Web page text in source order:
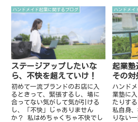
ハンドメイド起業に関するブログ
ステージアップしたいな
ら、不快を超えていけ！
初めて一流ブランドのお店に入
るときって、緊張するし、場に
合ってない気がして気が引ける
し、「不快」じゃありません
か？ 私はめちゃくちゃ不快でし
ハンドメイ
起業塾
その対
ハンド
業塾に
たりす
私自身
りない